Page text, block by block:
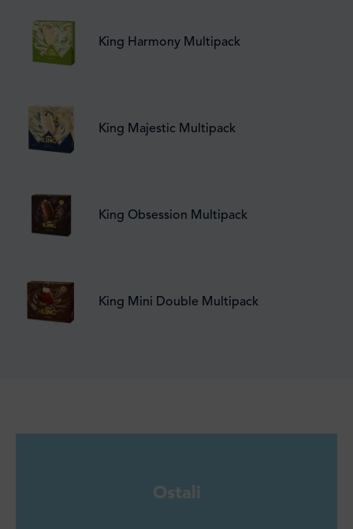
King Harmony Multipack
King Majestic Multipack
King Obsession Multipack
King Mini Double Multipack
Ostali